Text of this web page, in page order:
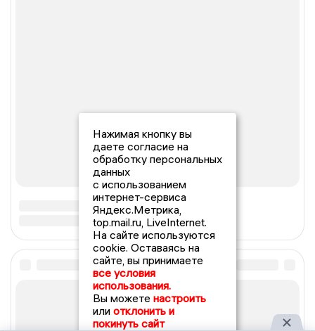
Нажимая кнопку вы
даете согласие на
обработку персональных
данных
с использованием
интернет-сервиса
Яндекс.Метрика,
top.mail.ru, LiveInternet.
На сайте используются
cookie. Оставаясь на
сайте, вы принимаете
все условия
использования.
Вы можете настроить
или отклонить и
покинуть сайт